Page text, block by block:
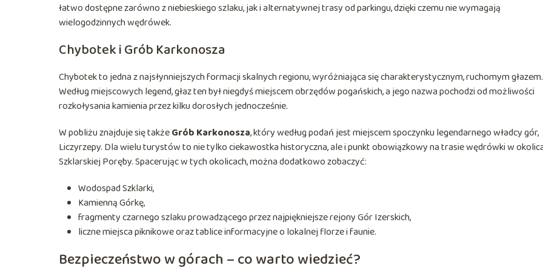
łatwo dostępne zarówno z niebieskiego szlaku, jak i alternatywnej trasy od parkingu, dzięki czemu nie wymagają
wielogodzinnych wędrówek.
Chybotek i Grób Karkonosza
Chybotek to jedna z najsłynniejszych formacji skalnych regionu, wyróżniająca się charakterystycznym, ruchomym głazem.
Według miejscowych legend, głaz ten był niegdyś miejscem obrzędów pogańskich, a jego nazwa pochodzi od możliwości
rozkołysania kamienia przez kilku dorosłych jednocześnie.
W pobliżu znajduje się takżeGrób Karkonosza, który według podań jest miejscem spoczynku legendarnego władcy gór,
Liczyrzepy. Dla wielu turystów to nie tylko ciekawostka historyczna, ale i punkt obowiązkowy na trasie wędrówki w
Szklarskiej Poręby. Spacerując w tych okolicach, można dodatkowo zobaczyć:
Wodospad Szklarki,
Kamienną Górkę,
fragmenty czarnego szlaku prowadzącego przez najpiękniejsze rejony Gór Izerskich,
liczne miejsca piknikowe oraz tablice informacyjne o lokalnej florze i faunie.
Bezpieczeństwo w górach – co warto wiedzieć?